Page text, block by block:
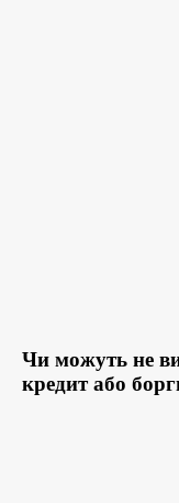
Чи можуть не
кредит або